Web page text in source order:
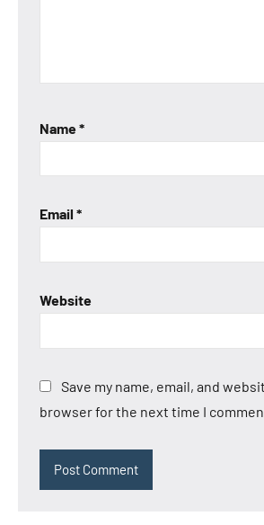
Name*
Email *
Website
Save my name, email, and
browser for the next time I